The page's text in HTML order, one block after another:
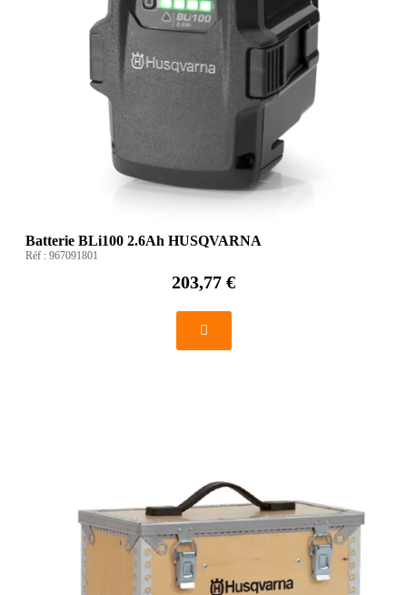
Batterie BLi100 2.6Ah HUSQVARNA
Réf : 967091801
203,77 €